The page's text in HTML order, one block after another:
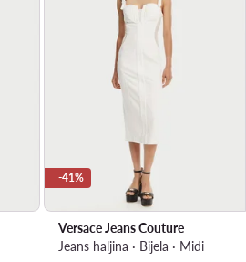
-41%
Versace Jeans Couture
Jeans haljina · Bijela · Midi